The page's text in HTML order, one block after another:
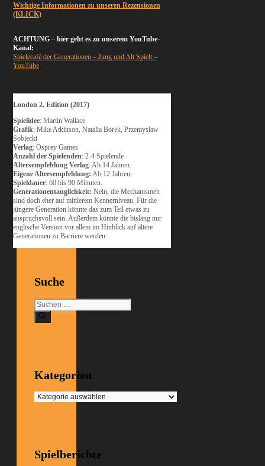
Wichtige Informationen zu unseren Rezensionen
(KLICK)
ACHTUNG – hier geht es zu unserem YouTube-
Kanal:
Spielecafé der Generationen – Jung und Alt Spielt –
YouTube
London 2. Edition (2017)
Spielidee: Martin Wallace
Grafik:Mike Atkinson,Natalia Borek,Przemysław
Sobiecki
Verlag: Osprey Games
Anzahl der Spielenden: 2-4 Spielende
Altersempfehlung Verlag: Ab 14 Jahren.
Eigene Altersempfehlung: Ab 12 Jahren.
Spieldauer: 60 bis 90 Minuten.
Generationentauglichkeit:Nein, die Mechanismen
sind doch eher auf mittlerem Kennerniveau. Für die
jüngere Generation könnte das zum Teil etwas zu
anspruchsvoll sein. Außerdem könnte die bislang nur
englische Version vor allem im Hinblick auf ältere
Generationen zu Barriere werden.
Suche
Suchen
nach:
Kategorien
Kategorien
Spielberichte